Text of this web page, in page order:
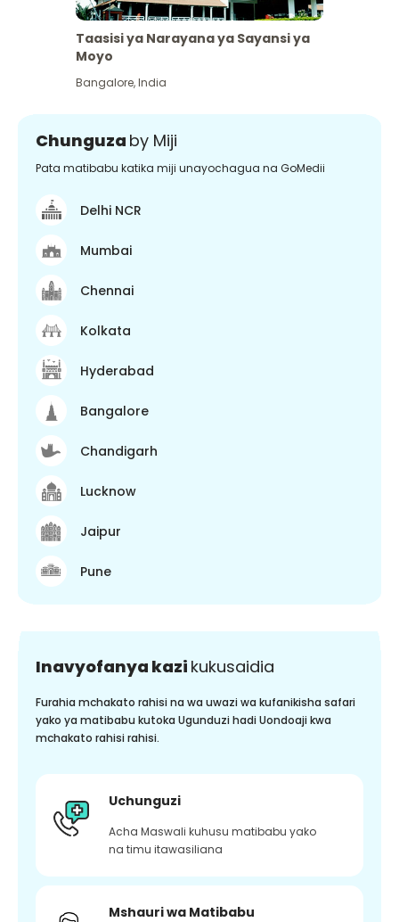
Taasisi ya Narayana ya Sayansi ya
Moyo
Bangalore,India
Chunguza by Miji
Pata matibabu katika miji unayochagua na GoMedii
Delhi NCR
Mumbai
Chennai
Kolkata
Hyderabad
Bangalore
Chandigarh
Lucknow
Jaipur
Pune
Inavyofanya kazi kukusaidia
Furahia mchakato rahisi na wa uwazi wa kufanikisha safari
yako ya matibabu kutoka Ugunduzi hadi Uondoaji kwa
mchakato rahisi rahisi.
Uchunguzi
Acha Maswali kuhusu matibabu yako
na timu itawasiliana
Mshauri wa Matibabu